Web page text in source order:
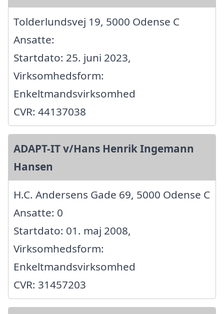
Tolderlundsvej 19, 5000 Odense C
Ansatte:
Startdato: 25. juni 2023,
Virksomhedsform:
Enkeltmandsvirksomhed
CVR: 44137038
ADAPT-IT v/Hans Henrik Ingemann
Hansen
H.C. Andersens Gade 69, 5000 Odense C
Ansatte: 0
Startdato: 01. maj 2008,
Virksomhedsform:
Enkeltmandsvirksomhed
CVR: 31457203